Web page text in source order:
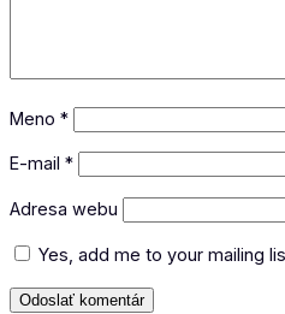
Meno *
E-mail *
Adresa webu
Yes, add me to your mailing